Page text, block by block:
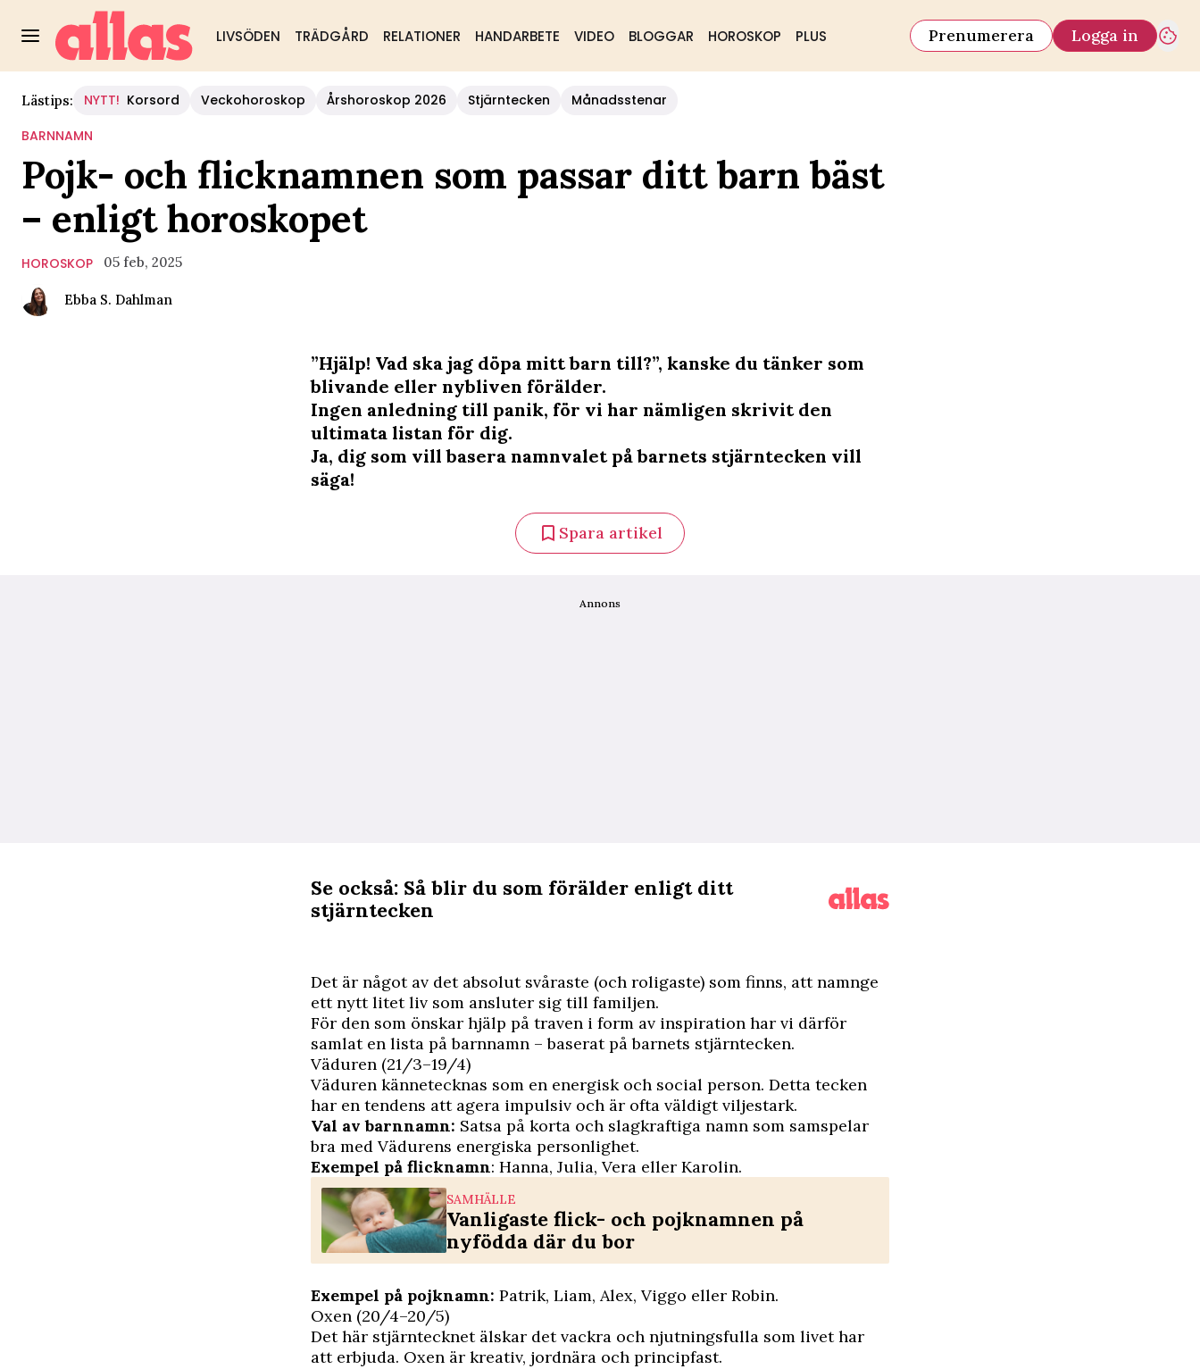
LIVSÖDEN TRÄDGÅRD RELATIONER HANDARBETE VIDEO BLOGGAR HOROSKOP PLUS Prenumerera Logga in
Lästips: NYTT! Korsord Veckohoroskop Årshoroskop 2026 Stjärntecken
Månadsstenar
BARNNAMN
Pojk- och flicknamnen som passar ditt barn bäst
– enligt horoskopet
HOROSKOP 05 feb, 2025
Ebba S. Dahlman
”Hjälp! Vad ska jag döpa mitt barn till?”, kanske du tänker som
blivande eller nybliven förälder.
Ingen anledning till panik, för vi har nämligen skrivit den
ultimata listan för dig.
Ja, dig som vill basera namnvalet på barnets stjärntecken vill
säga!
Spara artikel
Annons
Se också: Så blir du som förälder enligt ditt
stjärntecken
Det är något av det absolut svåraste (och roligaste) som finns, att namnge
ett nytt litet liv som ansluter sig till familjen.
För den som önskar hjälp på traven i form av inspiration har vi därför
samlat en lista på barnnamn – baserat på barnets stjärntecken.
Väduren (21/3–19/4)
Väduren kännetecknas som en energisk och social person. Detta tecken
har en tendens att agera impulsiv och är ofta väldigt viljestark.
Val av barnnamn: Satsa på korta och slagkraftiga namn som samspelar
bra med Vädurens energiska personlighet.
Exempel på flicknamn: Hanna, Julia, Vera eller Karolin.
SAMHÄLLE
Vanligaste flick- och pojknamnen på
nyfödda där du bor
Exempel på pojknamn: Patrik, Liam, Alex, Viggo eller Robin.
Oxen (20/4–20/5)
Det här stjärntecknet älskar det vackra och njutningsfulla som livet har
att erbjuda. Oxen är kreativ, jordnära och principfast.